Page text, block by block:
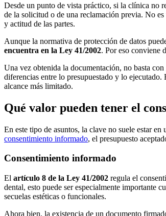
Desde un punto de vista práctico, si la clínica no
de la solicitud o de una reclamación previa. No
y actitud de las partes.
Aunque la normativa de protección de datos
encuentra en la Ley 41/2002. Por eso conviene
Una vez obtenida la documentación, no basta
diferencias entre lo presupuestado y lo ejecutado.
alcance más limitado.
Qué valor pueden tener el
En este tipo de asuntos, la clave no suele estar
consentimiento informado, el presupuesto
Consentimiento informado
El artículo 8 de la Ley 41/2002 regula el
dental, esto puede ser especialmente importante
secuelas estéticas o funcionales.
Ahora bien, la existencia de un documento